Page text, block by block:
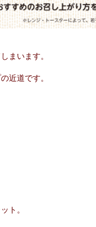
まいます。
近道です。
ト。